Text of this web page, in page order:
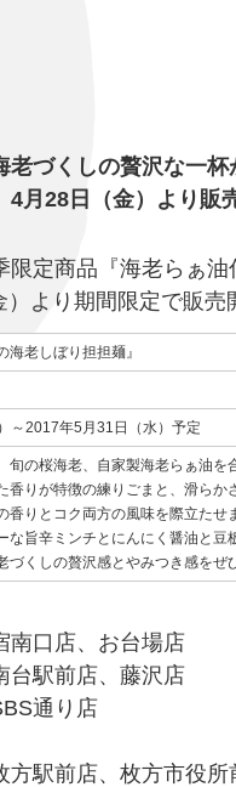
づくしの贅沢な一杯
4月28日（金）より販
限定商品『海老らぁ
より期間限定で販売
海老しぼり担担麺』
～2017年5月31日（水）予定
旬の桜海老、自家製海老らぁ油を
香りが特徴の練りごまと、滑らか
香りとコク両方の風味を際立たせ
な旨辛ミンチとにんにく醤油と豆
づくしの贅沢感とやみつき感をぜ
口店、お台場店
台駅前店、藤沢店
通り店
駅前店、枚方市役所